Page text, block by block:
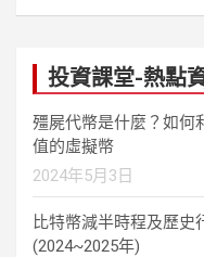
投資課堂-熱點
殭屍代幣是什麼？如何
值的虛擬幣
2024年5月3日
比特幣減半時程及歷史
(2024~2025年)